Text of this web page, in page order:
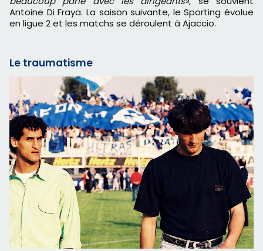
Antoine Di Fraya. La saison suivante, le Sporting évolue
en ligue 2 et les matchs se déroulent à Ajaccio.
Le traumatisme